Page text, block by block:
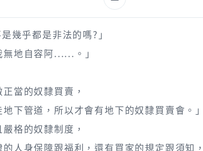
幾乎都是非法的嗎?」
無地自容阿......。」
當的奴隸買賣，
下管道，所以才會有地下的奴隸買賣會。」
格的奴隸制度，
人身保障跟福利，還有買家的規定跟須知，